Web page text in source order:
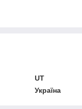
UT
Україна